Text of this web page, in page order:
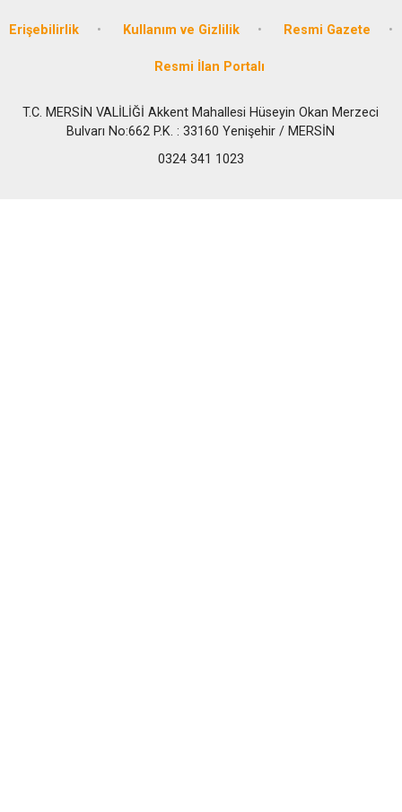
Erişebilirlik Kullanım ve Gizlilik Resmi Gazete
Resmi İlan Portalı
T.C. MERSİN VALİLİĞİ Akkent Mahallesi Hüseyin Okan Merzeci
Bulvarı No:662 P.K. : 33160 Yenişehir / MERSİN
0324 341 1023